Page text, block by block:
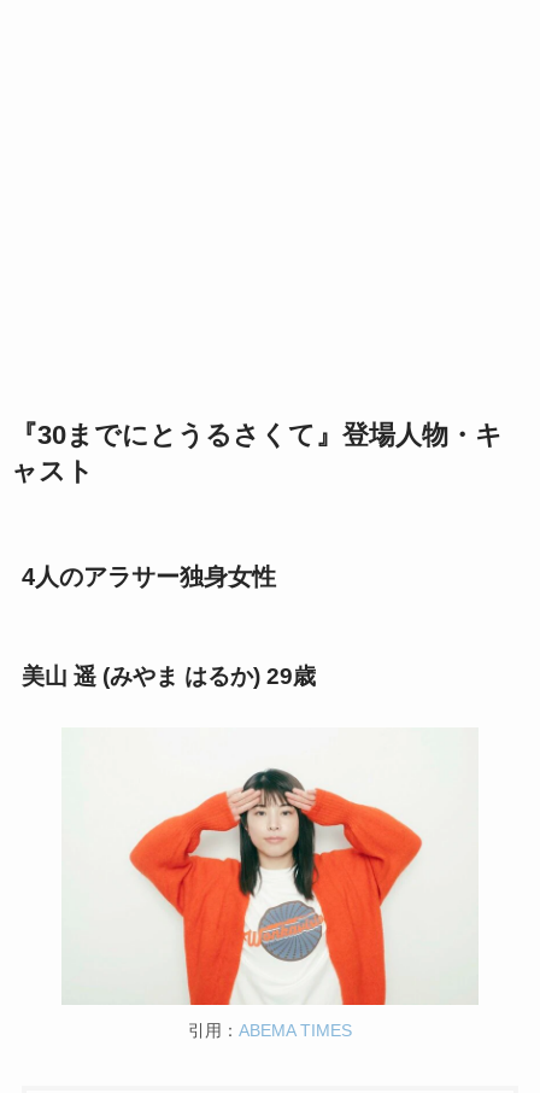
『30までにとうるさくて』登場人物・キ
ャスト
4人のアラサー独身女性
美山 遥 (みやま はるか) 29歳
引用： ABEMA TIMES